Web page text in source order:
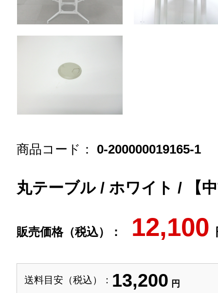
商品コード： 0-200000019165-1
丸テーブル / ホワイト / 【
販売価格（税込）： 12,100
送料目安（税込）： 13,200 円